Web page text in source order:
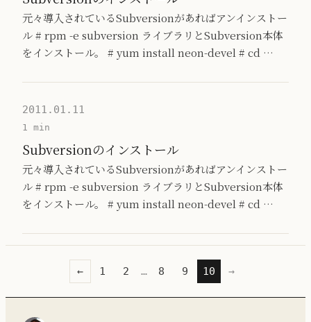
元々導入されているSubversionがあればアンインストー
ル # rpm -e subversion ライブラリとSubversion本体
をインストール。 # yum install neon-devel # cd …
2011.01.11
1 min
Subversionのインストール
元々導入されているSubversionがあればアンインストー
ル # rpm -e subversion ライブラリとSubversion本体
をインストール。 # yum install neon-devel # cd …
← 1 2 … 8 9 10 →